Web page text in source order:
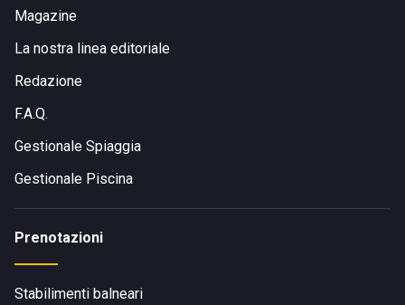
Magazine
La nostra linea editoriale
Redazione
F.A.Q.
Gestionale Spiaggia
Gestionale Piscina
Prenotazioni
Stabilimenti balneari